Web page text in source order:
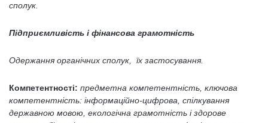
сполук.
Підприємливість і фінансова грамотність
Одержання органічних сполук, їх застосування.
Компетентності: предметна компетентність, ключова
компетентність: інформаційно-цифрова, спілкування
державною мовою, екологічна грамотність і здорове